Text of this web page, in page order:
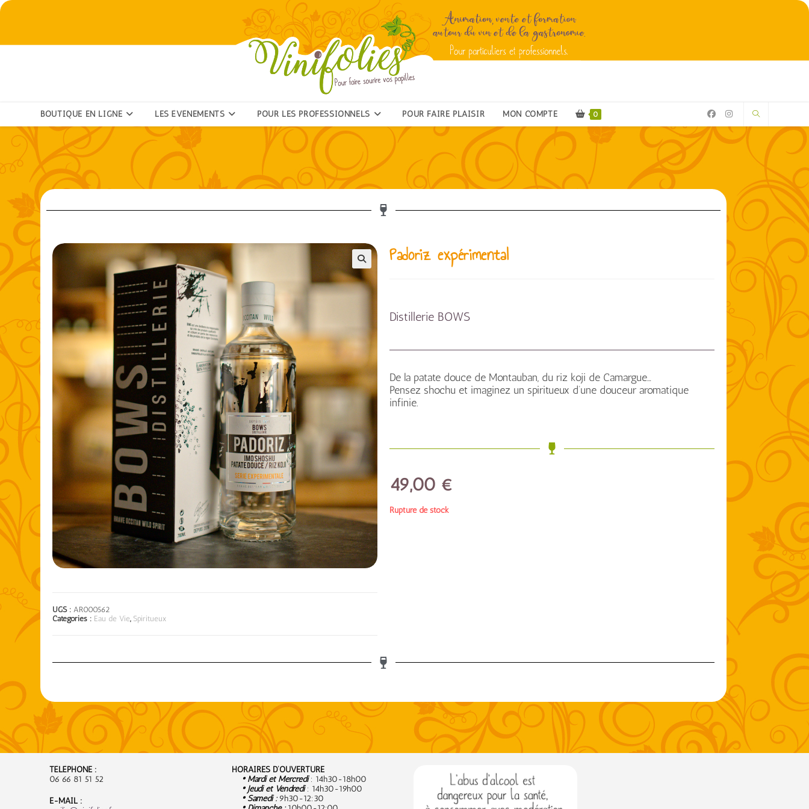
BOUTIQUE EN LIGNE LES ÉVÉNEMENTS POUR LES PROFESSIONNELS POUR FAIRE PLAISIR MON COMPTE 0
UGS : AR000562
Catégories : Eau de Vie, Spiritueux
Padoriz expérimental
Distillerie BOWS
De la patate douce de Montauban, du riz koji de Camargue…
Pensez shochu et imaginez un spiritueux d’une douceur aromatique
infinie.
49,00 €
Rupture de stock
TÉLÉPHONE :
06 66 81 51 52
E-MAIL :
HORAIRES D’OUVERTURE
• Mardi et Mercredi: 14h30-18h00
• Jeudi et Vendredi: 14h30-19h00
• Samedi :9h30-12:30